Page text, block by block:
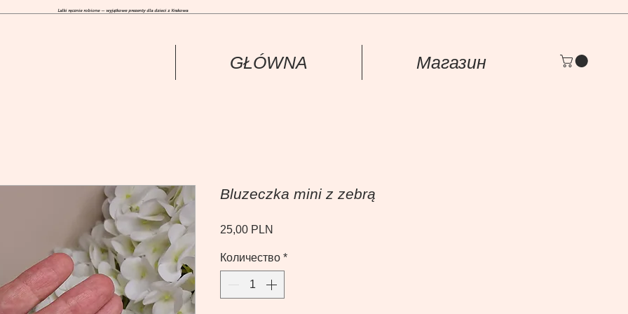
Магазин
GŁÓWNА
Lalki ręcznie robione — wyjątkowe prezenty dla dzieci z Krakowa
Bluzeczka mini z zebrą
25,00 PLN
Количество *